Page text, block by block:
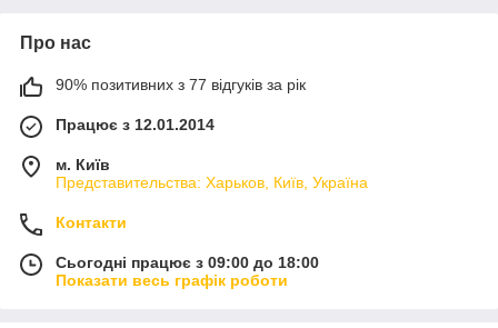
Про нас
90% позитивних з 77 відгуків за рік
Працює з 12.01.2014
м. Київ
Представительства: Харьков, Київ, Україна
Контакти
Сьогодні працює з 09:00 до 18:00
Показати весь графік роботи